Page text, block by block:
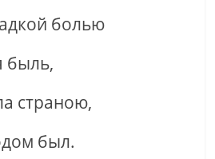
болью
быль,
страною,
был.